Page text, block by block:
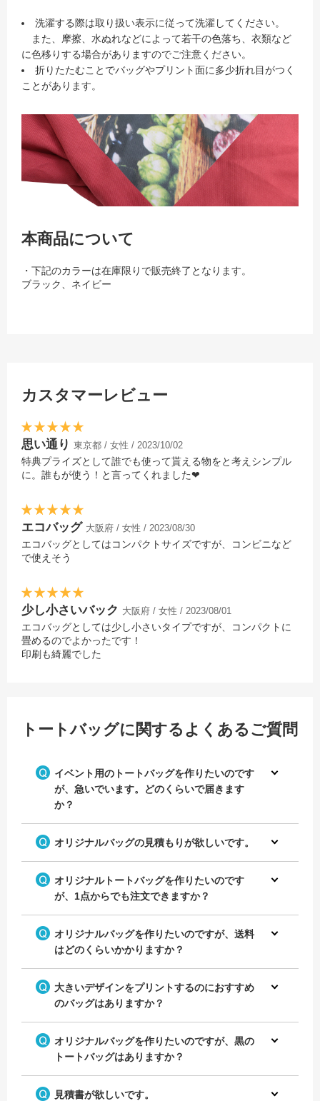
洗濯する際は取り扱い表示に従って洗濯してください。
また、摩擦、水ぬれなどによって若干の色落ち、衣類など
に色移りする場合がありますのでご注意ください。
折りたたむことでバッグやプリント面に多少折れ目がつく
ことがあります。
本商品について
・下記のカラーは在庫限りで販売終了となります。
ブラック、ネイビー
カスタマーレビュー
思い通り 東京都 / 女性 / 2023/10/02
特典プライズとして誰でも使って貰える物をと考えシンプル
に。誰もが使う！と言ってくれました❤
エコバッグ 大阪府 / 女性 / 2023/08/30
エコバッグとしてはコンパクトサイズですが、コンビニなど
で使えそう
少し小さいバック 大阪府 / 女性 / 2023/08/01
エコバッグとしては少し小さいタイプですが、コンパクトに
畳めるのでよかったです！
印刷も綺麗でした
トートバッグに関するよくあるご質問
イベント用のトートバッグを作りたいのです
が、急いでいます。どのくらいで届きます
か？
オリジナルバッグの見積もりが欲しいです。
オリジナルトートバッグを作りたいのです
が、1点からでも注文できますか？
オリジナルバッグを作りたいのですが、送料
はどのくらいかかりますか？
大きいデザインをプリントするのにおすすめ
のバッグはありますか？
オリジナルバッグを作りたいのですが、黒の
トートバッグはありますか？
見積書が欲しいです。